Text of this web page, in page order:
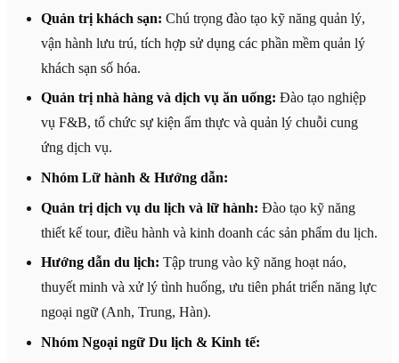
Quản trị khách sạn: Chú trọng đào tạo kỹ năng quản lý,
vận hành lưu trú, tích hợp sử dụng các phần mềm quản lý
khách sạn số hóa.
Quản trị nhà hàng và dịch vụ ăn uống: Đào tạo nghiệp
vụ F&B, tổ chức sự kiện ẩm thực và quản lý chuỗi cung
ứng dịch vụ.
Nhóm Lữ hành & Hướng dẫn:
Quản trị dịch vụ du lịch và lữ hành: Đào tạo kỹ năng
thiết kế tour, điều hành và kinh doanh các sản phẩm du lịch.
Hướng dẫn du lịch: Tập trung vào kỹ năng hoạt náo,
thuyết minh và xử lý tình huống, ưu tiên phát triển năng lực
ngoại ngữ (Anh, Trung, Hàn).
Nhóm Ngoại ngữ Du lịch & Kinh tế: